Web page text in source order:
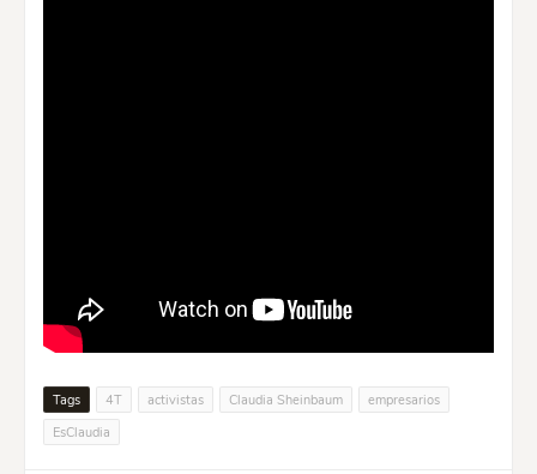
Tags 4T activistas Claudia Sheinbaum
empresarios
EsClaudia